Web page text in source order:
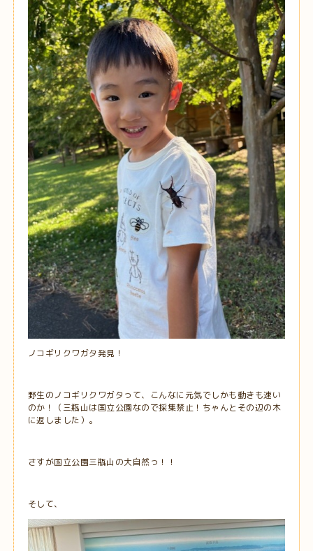
ノコギリクワガタ発見！
野生のノコギリクワガタって、こんなに元気でしかも動きも速い
のか！（三瓶山は国立公園なので採集禁止！ちゃんとその辺の木
に返しました）。
さすが国立公園三瓶山の大自然っ！！
そして、